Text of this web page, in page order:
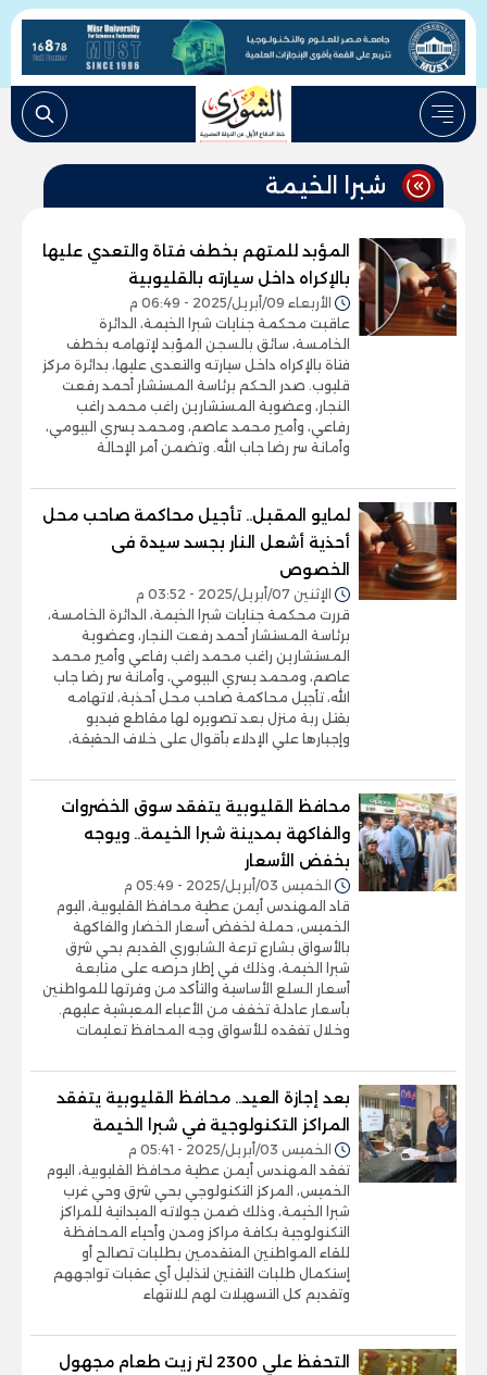
شبرا الخيمة
المؤبد للمتهم بخطف فتاة والتعدي عليها
بالإكراه داخل سيارته بالقليوبية
الأربعاء 09/أبريل/2025 - 06:49 م
عاقبت محكمة جنايات شبرا الخيمة، الدائرة
الخامسة، سائق بالسجن المؤبد لإتهامه بخطف
فتاة بالإكراه داخل سيارته والتعدى عليها، بدائرة مركز
قليوب. صدر الحكم برئاسة المستشار أحمد رفعت
النجار، وعضوية المستشارين راغب محمد راغب
رفاعي، وأمير محمد عاصم، ومحمد يسري البيومي،
وأمانة سر رضا جاب الله. وتضمن أمر الإحالة
لمايو المقبل.. تأجيل محاكمة صاحب محل
أحذية أشعل النار بجسد سيدة فى
الخصوص
الإثنين 07/أبريل/2025 - 03:52 م
قررت محكمة جنايات شبرا الخيمة، الدائرة الخامسة،
برئاسة المستشار أحمد رفعت النجار، وعضوية
المستشارين راغب محمد راغب رفاعي وأمير محمد
عاصم، ومحمد يسري البيومي، وأمانة سر رضا جاب
الله، تأجيل محاكمة صاحب محل أحذية، لاتهامه
بقتل ربة منزل بعد تصويره لها مقاطع فيديو
وإجبارها علي الإدلاء بأقوال على خلاف الحقيقة،
محافظ القليوبية يتفقد سوق الخضروات
والفاكهة بمدينة شبرا الخيمة.. ويوجه
بخفض الأسعار
الخميس 03/أبريل/2025 - 05:49 م
قاد المهندس أيمن عطية محافظ القليوبية، اليوم
الخميس، حملة لخفض أسعار الخضار والفاكهة
بالأسواق بشارع ترعة الشابوري القديم بحي شرق
شبرا الخيمة، وذلك في إطار حرصه على متابعة
أسعار السلع الأساسية والتأكد من وفرتها للمواطنين
بأسعار عادلة تخفف من الأعباء المعيشية عليهم.
وخلال تفقده للأسواق وجه المحافظ تعليمات
بعد إجازة العيد.. محافظ القليوبية يتفقد
المراكز التكنولوجية في شبرا الخيمة
الخميس 03/أبريل/2025 - 05:41 م
تفقد المهندس أيمن عطية محافظ القليوبية، اليوم
الخميس، المركز التكنولوجي بحي شرق وحي غرب
شبرا الخيمة، وذلك ضمن جولاته الميدانية للمراكز
التكنولوجية بكافة مراكز ومدن وأحياء المحافظة
للقاء المواطنين المتقدمين بطلبات تصالح أو
إستكمال طلبات التقنين لتذليل أي عقبات تواجههم
وتقديم كل التسهيلات لهم للانتهاء
التحفظ علي 2300 لتر زيت طعام مجهول